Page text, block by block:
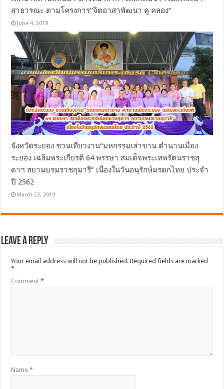
สาธารณะ ตามโครงการ”จิตอาสาพัฒนา คู คลอง”
June 4, 2019
จังหวัดระยอง ชวนเที่ยวงาน“มหกรรมเล่าขาน ตำนานเมือง
ระยอง เฉลิมพระเกียรติ 64 พรรษา สมเด็จพระเทพรัตนราชสุ
ดาฯ สยามบรมราชกุมารี” เนื่องในวันอนุรักษ์มรดกไทย ประจำ
ปี 2562
March 23, 2019
Leave a Reply
Your email address will not be published. Required fields are marked
*
Comment*
Name*